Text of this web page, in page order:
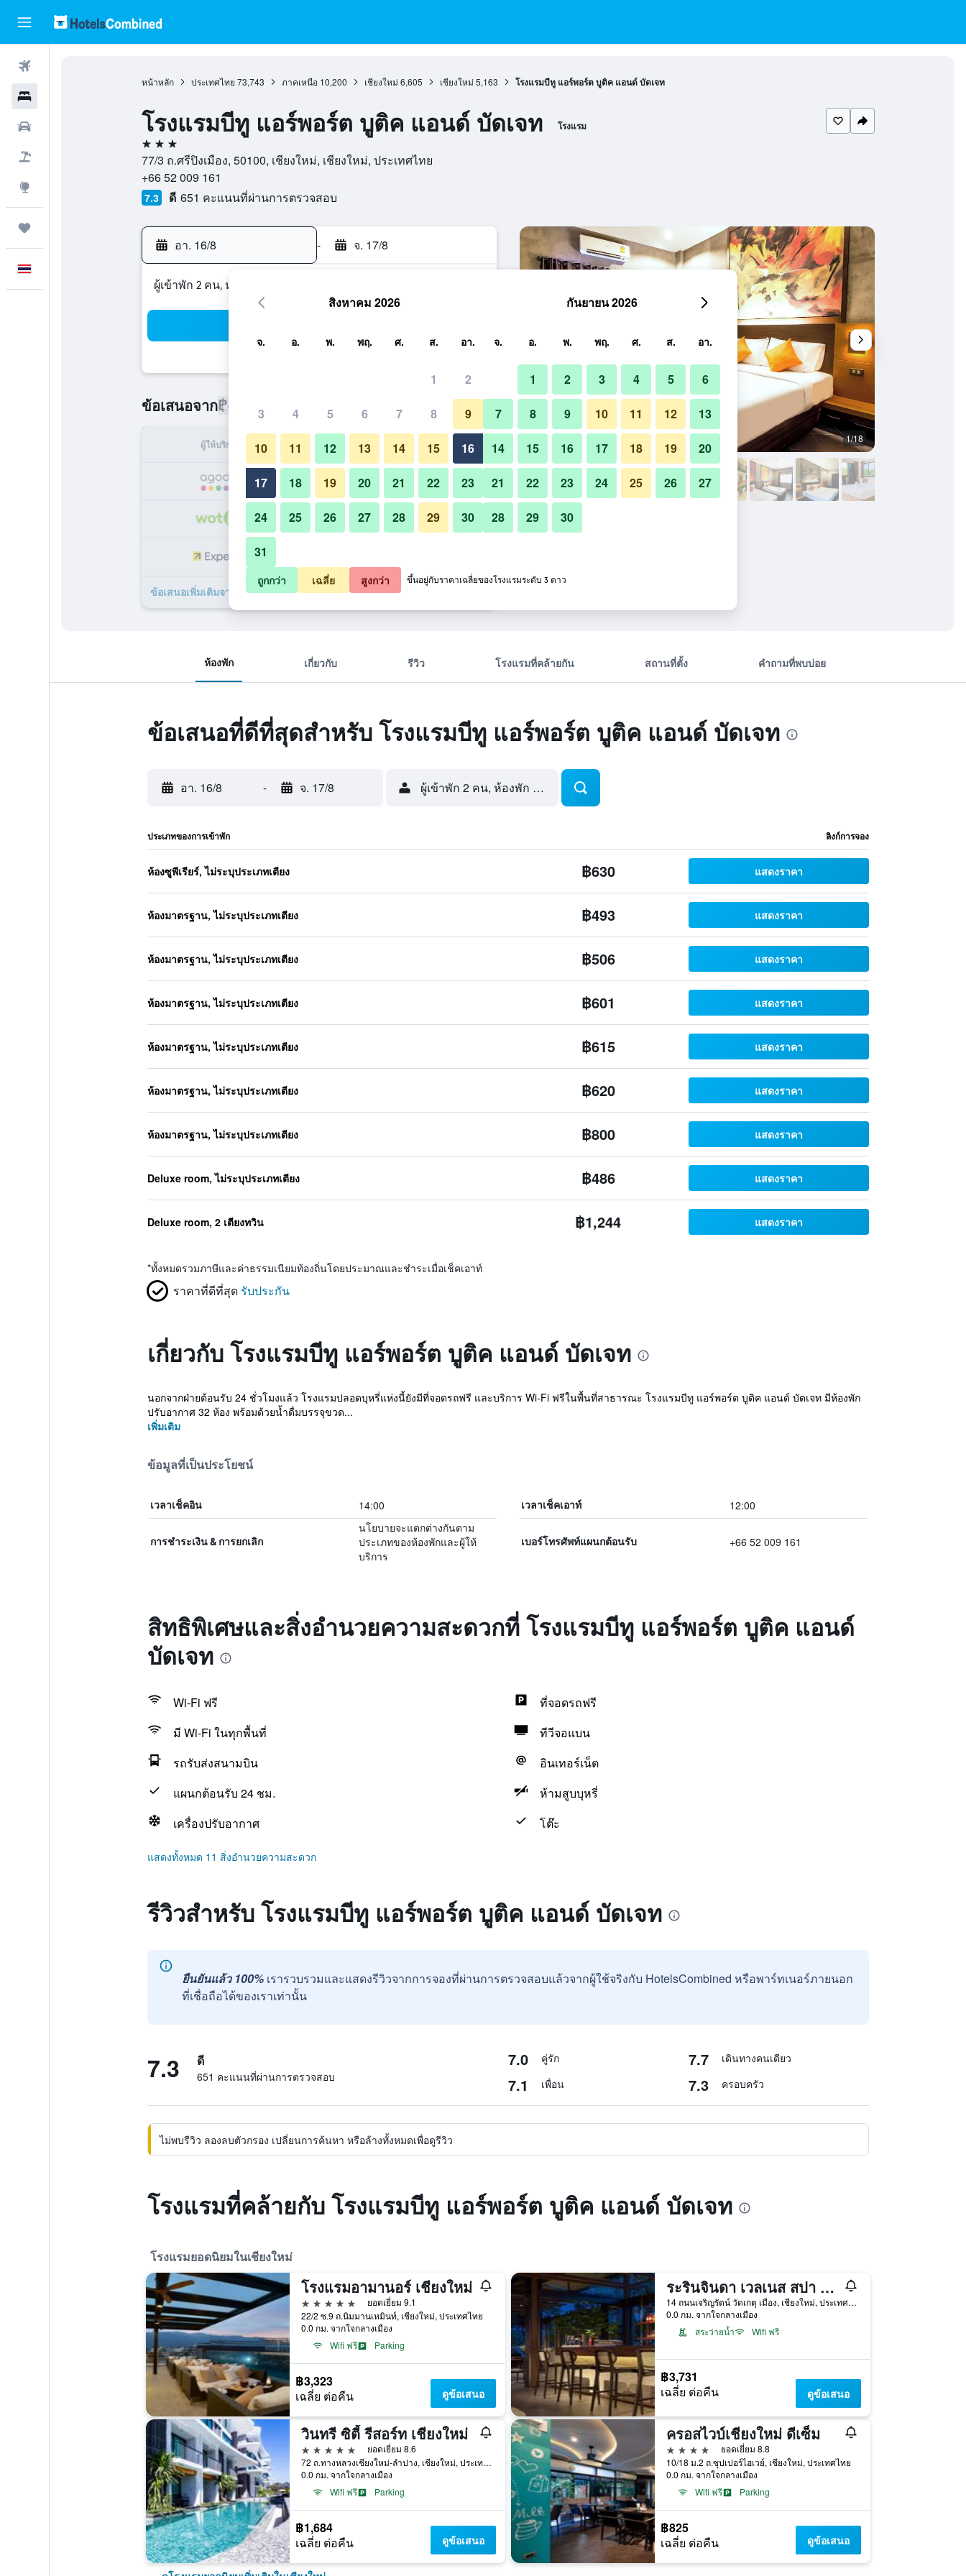
หน้าหลัก ประเทศไทย 73,743 ภาคเหนือ 10,200 เชียงใหม่ 6,605 เชียงใหม่ 5,163 โรงแรมบีทู แอร์พอร์ต บูติค แอนด์ บัดเจท
โรงแรมบีทู แอร์พอร์ต บูติค แอนด์ บัดเจท โรงแรม
3 ดาว
77/3 ถ.ศรีปิงเมือง, 50100, เชียงใหม่, เชียงใหม่, ประเทศไทย
+66 52 009 161
7.3 ดี 651 คะแนนที่ผ่านการตรวจสอบ
อา. 16/8 - จ. 17/8
ผู้เข้าพัก 2 คน, ห้องพัก 1 ห้อง
ข้อเสนอจาก฿486
ผู้ให้บริการ ทั้งหมด (ต่อคืน)
฿486 เช็คดีล
฿493 เช็คดีล
ข้อเสนอเพิ่มเติมจาก โรงแรมบีทู แอร์พอร์ต บูติค แอนด์ บัดเจท 9 รายการ
ห้องนอน 1/18
รูปภาพของ โรงแรมบีทู แอร์พอร์ต บูติค แอนด์ บัดเจท
ห้องพัก เกี่ยวกับ รีวิว โรงแรมที่คล้ายกัน สถานที่ตั้ง คำถามที่พบบ่อย
ข้อเสนอที่ดีที่สุดสำหรับ โรงแรมบีทู แอร์พอร์ต บูติค แอนด์ บัดเจท
อา. 16/8 - จ. 17/8 ผู้เข้าพัก 2 คน, ห้องพัก 1 ห้อง
ประเภทของการเข้าพัก ลิงก์การจอง
ห้องซูพีเรียร์, ไม่ระบุประเภทเตียง ฿630 แสดงราคา
ห้องมาตรฐาน, ไม่ระบุประเภทเตียง ฿493 แสดงราคา
ห้องมาตรฐาน, ไม่ระบุประเภทเตียง ฿506 แสดงราคา
ห้องมาตรฐาน, ไม่ระบุประเภทเตียง ฿601 แสดงราคา
ห้องมาตรฐาน, ไม่ระบุประเภทเตียง ฿615 แสดงราคา
ห้องมาตรฐาน, ไม่ระบุประเภทเตียง ฿620 แสดงราคา
ห้องมาตรฐาน, ไม่ระบุประเภทเตียง ฿800 แสดงราคา
Deluxe room, ไม่ระบุประเภทเตียง ฿486 แสดงราคา
Deluxe room, 2 เตียงทวิน ฿1,244 แสดงราคา
*ทั้งหมดรวมภาษีและค่าธรรมเนียมท้องถิ่นโดยประมาณและชำระเมื่อเช็คเอาท์
ราคาที่ดีที่สุด รับประกัน
เกี่ยวกับ โรงแรมบีทู แอร์พอร์ต บูติค แอนด์ บัดเจท
นอกจากฝ่ายต้อนรับ 24 ชั่วโมงแล้ว โรงแรมปลอดบุหรี่แห่งนี้ยังมีที่จอดรถฟรี และบริการ Wi-Fi ฟรีในพื้นที่สาธารณะ โรงแรมบีทู แอร์พอร์ต บูติค แอนด์ บัดเจท มีห้องพัก
ปรับอากาศ 32 ห้อง พร้อมด้วยน้ำดื่มบรรจุขวด...
เพิ่มเติม
ข้อมูลที่เป็นประโยชน์
เวลาเช็คอิน 14:00 เวลาเช็คเอาท์ 12:00
การชำระเงิน & การยกเลิก
นโยบายจะแตกต่างกันตาม
ประเภทของห้องพักและผู้ให้
บริการ
เบอร์โทรศัพท์แผนกต้อนรับ +66 52 009 161
สิทธิพิเศษและสิ่งอำนวยความสะดวกที่ โรงแรมบีทู แอร์พอร์ต บูติค แอนด์
บัดเจท
Wi-Fi ฟรี
ที่จอดรถฟรี
มี Wi-Fi ในทุกพื้นที่
ทีวีจอแบน
รถรับส่งสนามบิน
อินเทอร์เน็ต
แผนกต้อนรับ 24 ชม.
ห้ามสูบบุหรี่
เครื่องปรับอากาศ
โต๊ะ
แสดงทั้งหมด 11 สิ่งอำนวยความสะดวก
รีวิวสำหรับ โรงแรมบีทู แอร์พอร์ต บูติค แอนด์ บัดเจท
ยืนยันแล้ว 100% เรารวบรวมและแสดงรีวิวจากการจองที่ผ่านการตรวจสอบแล้วจากผู้ใช้จริงกับ HotelsCombined หรือพาร์ทเนอร์ภายนอก
ที่เชื่อถือได้ของเราเท่านั้น
7.3 ดี
651 คะแนนที่ผ่านการตรวจสอบ
7.0 คู่รัก 7.7 เดินทางคนเดียว
7.1 เพื่อน 7.3 ครอบครัว
ไม่พบรีวิว ลองลบตัวกรอง เปลี่ยนการค้นหา หรือล้างทั้งหมดเพื่อดูรีวิว
โรงแรมที่คล้ายกับ โรงแรมบีทู แอร์พอร์ต บูติค แอนด์ บัดเจท
โรงแรมยอดนิยมในเชียงใหม่
โรงแรมอามานอร์ เชียงใหม่
5 ดาว
ยอดเยี่ยม 9.1
22/2 ซ.9 ถ.นิมมานเหมินท์, เชียงใหม่, ประเทศไทย
0.0 กม. จากใจกลางเมือง
Wifi ฟรี
Parking
฿3,323
เฉลี่ย ต่อคืน ดูข้อเสนอ
ระรินจินดา เวลเนส สปา รีสอร์ท
14 ถนนเจริญรัตน์ วัดเกตุ เมือง, เชียงใหม่, ประเทศไทย
0.0 กม. จากใจกลางเมือง
สระว่ายน้ำ
Wifi ฟรี
฿3,731
เฉลี่ย ต่อคืน ดูข้อเสนอ
วินทรี ซิตี้ รีสอร์ท เชียงใหม่
5 ดาว
ยอดเยี่ยม 8.6
72 ถ.ทางหลวงเชียงใหม่-ลำปาง, เชียงใหม่, ประเทศไทย
0.0 กม. จากใจกลางเมือง
Wifi ฟรี
Parking
฿1,684
เฉลี่ย ต่อคืน ดูข้อเสนอ
ครอสไวบ์เชียงใหม่ ดีเซ็ม
4 ดาว
ยอดเยี่ยม 8.8
10/18 ม.2 ถ.ซุปเปอร์ไฮเวย์, เชียงใหม่, ประเทศไทย
0.0 กม. จากใจกลางเมือง
Wifi ฟรี
Parking
฿825
เฉลี่ย ต่อคืน ดูข้อเสนอ
สิงหาคม 2026
จ. อ. พ. พฤ. ศ. ส. อา.
1 2
3 4 5 6 7 8 9
10 11 12 13 14 15 16
17 18 19 20 21 22 23
24 25 26 27 28 29 30
31
กันยายน 2026
จ. อ. พ. พฤ. ศ. ส. อา.
1 2 3 4 5 6
7 8 9 10 11 12 13
14 15 16 17 18 19 20
21 22 23 24 25 26 27
28 29 30
ถูกกว่า เฉลี่ย สูงกว่า ขึ้นอยู่กับราคาเฉลี่ยของโรงแรมระดับ 3 ดาว